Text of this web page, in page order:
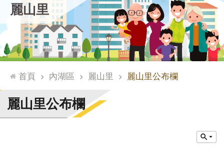
網
站
台
通
臺
北
市
麗山里
首頁 內湖區 麗山里 麗山里公布欄
麗山里公布欄